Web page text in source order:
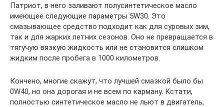
Патриот, в него заливают полусинтетическое масло
имеющее следующие параметры 5W30. Это
смазывающее средство подходит как для суровых зим,
так и для жарких летних сезонов. Оно не превращается в
тягучую вязкую жидкость или не становится слишком
жидким после пробега в 1000 километров.
Кончено, многие скажут, что лучшей смазкой было бы
0W40, но она дорогая и не всем по карману. Кстати,
полностью синтетическое масло не льют в двигатель,